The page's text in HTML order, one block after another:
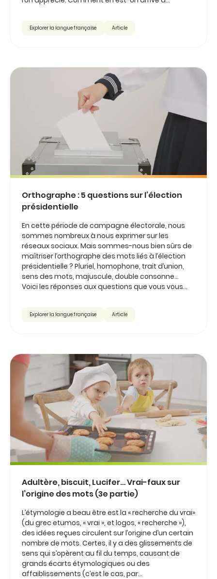
Explorer la langue française Article
Orthographe : 5 questions sur l’élection
présidentielle
En cette période de campagne électorale, nous
sommes nombreux à nous exprimer sur les
réseaux sociaux. Mais sommes-nous bien sûrs de
maîtriser l’orthographe des mots liés à l’élection
présidentielle ? Pluriel, homophone, trait d’union,
sens des mots, majuscule, double consonne...
Voici les réponses aux questions que vous vous...
Explorer la langue française Article
Adultère, biscuit, Lucifer… Vrai-faux sur
l’origine des mots (3e partie)
L’étymologie a beau être est la « recherche du vrai»
(du grec etumos, « vrai », et logos, « recherche »),
des idées reçues circulent sur l’origine d’un certain
nombre de mots. Certes, il y a des glissements de
sens qui s’opèrent au fil du temps, causant de
grands écarts étymologiques ou des
affaiblissements (c’est le cas, par...